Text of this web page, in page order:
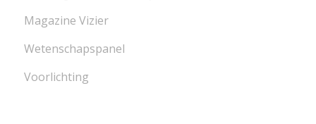
Magazine Vizier
Wetenschapspanel
Voorlichting